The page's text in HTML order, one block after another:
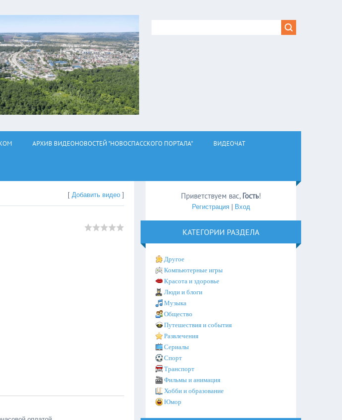
АРХИВ ВИДЕОНОВОСТЕЙ "НОВОСПАССКОГО ПОРТАЛА" ВИДЕОЧАТ
[Добавить видео ] Приветствуем вас, Гость!
Регистрация| Вход
КАТЕГОРИИ РАЗДЕЛА
Другое
Компьютерные игры
Красота и здоровье
Люди и блоги
Музыка
Общество
Путешествия и события
Развлечения
Сериалы
Спорт
Транспорт
Фильмы и анимация
Хобби и образование
Юмор